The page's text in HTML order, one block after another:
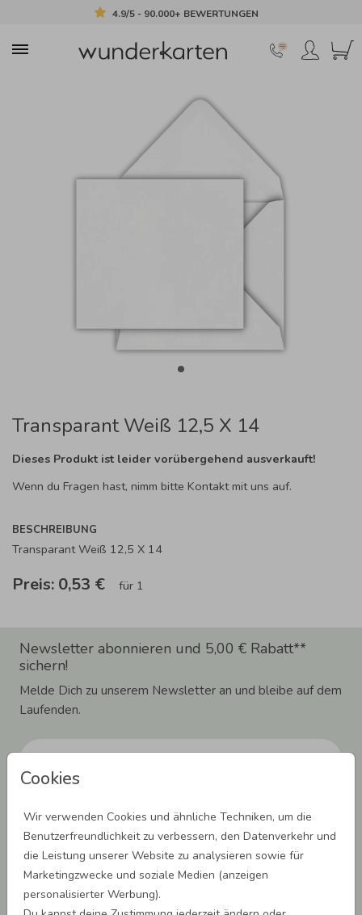
4.9/5 - 90.000+ BEWERTUNGEN
Cookies
Wir verwenden Cookies und ähnliche Techniken, um die
Benutzerfreundlichkeit zu verbessern, den Datenverkehr und
die Leistung unserer Website zu analysieren sowie für
Marketingzwecke und soziale Medien (anzeigen
personalisierter Werbung).
Transparant Weiß 12,5 X 14
Dieses Produkt ist leider vorübergehend ausverkauft!
Wenn du Fragen hast, nimm bitte Kontakt mit uns auf.
BESCHREIBUNG
Transparant Weiß 12,5 X 14
Preis: 0,53 € für 1
Newsletter abonnieren und 5,00 € Rabatt**
sichern!
Melde Dich zu unserem Newsletter an und bleibe auf dem
Laufenden.
dass wir Dich mit neuesten Informationen aus unserem Angebot informieren
können. Dies umfasst den Versand unseres Newsletters. Zudem können wir Dir
Produktinformationen zu Deinen Interessen auf anderen Plattformen wie
Facebook und Google anzeigen. Um Dir diesen Service anbieten zu können,
nutzen wir Deine personenbezogenen Daten und teilen diese auch mit Dritten,
wenn erforderlich. Du kannst diese Einwilligung jederzeit widerrufen. Weitere
Informationen erhätst Du in unserer Datenschutzerklärung.